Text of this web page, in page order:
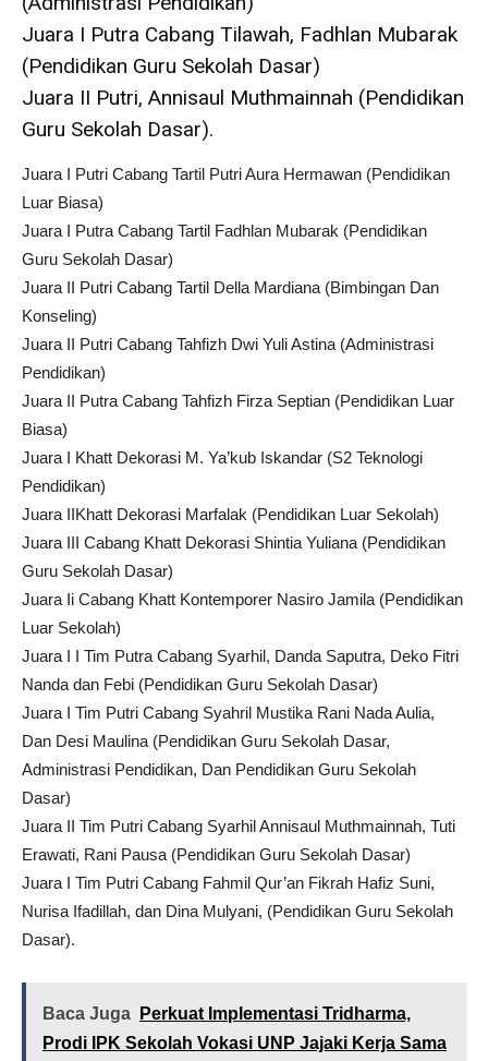
Juara I Putra Cabang Tilawah, Fadhlan Mubarak
(Pendidikan Guru Sekolah Dasar)
Juara II Putri, Annisaul Muthmainnah (Pendidikan
Guru Sekolah Dasar).
Juara I Putri Cabang Tartil Putri Aura Hermawan (Pendidikan
Luar Biasa)
Juara I Putra Cabang Tartil Fadhlan Mubarak (Pendidikan
Guru Sekolah Dasar)
Juara II Putri Cabang Tartil Della Mardiana (Bimbingan Dan
Konseling)
Juara II Putri Cabang Tahfizh Dwi Yuli Astina (Administrasi
Pendidikan)
Juara II Putra Cabang Tahfizh Firza Septian (Pendidikan Luar
Biasa)
Juara I Khatt Dekorasi M. Ya’kub Iskandar (S2 Teknologi
Pendidikan)
Juara IIKhatt Dekorasi Marfalak (Pendidikan Luar Sekolah)
Juara III Cabang Khatt Dekorasi Shintia Yuliana (Pendidikan
Guru Sekolah Dasar)
Juara Ii Cabang Khatt Kontemporer Nasiro Jamila (Pendidikan
Luar Sekolah)
Juara I I Tim Putra Cabang Syarhil, Danda Saputra, Deko Fitri
Nanda dan Febi (Pendidikan Guru Sekolah Dasar)
Juara I Tim Putri Cabang Syahril Mustika Rani Nada Aulia,
Dan Desi Maulina (Pendidikan Guru Sekolah Dasar,
Administrasi Pendidikan, Dan Pendidikan Guru Sekolah
Dasar)
Juara II Tim Putri Cabang Syarhil Annisaul Muthmainnah, Tuti
Erawati, Rani Pausa (Pendidikan Guru Sekolah Dasar)
Juara I Tim Putri Cabang Fahmil Qur’an Fikrah Hafiz Suni,
Nurisa Ifadillah, dan Dina Mulyani, (Pendidikan Guru Sekolah
Dasar).
Baca Juga
Perkuat Implementasi Tridharma,
Prodi IPK Sekolah Vokasi UNP Jajaki Kerja Sama